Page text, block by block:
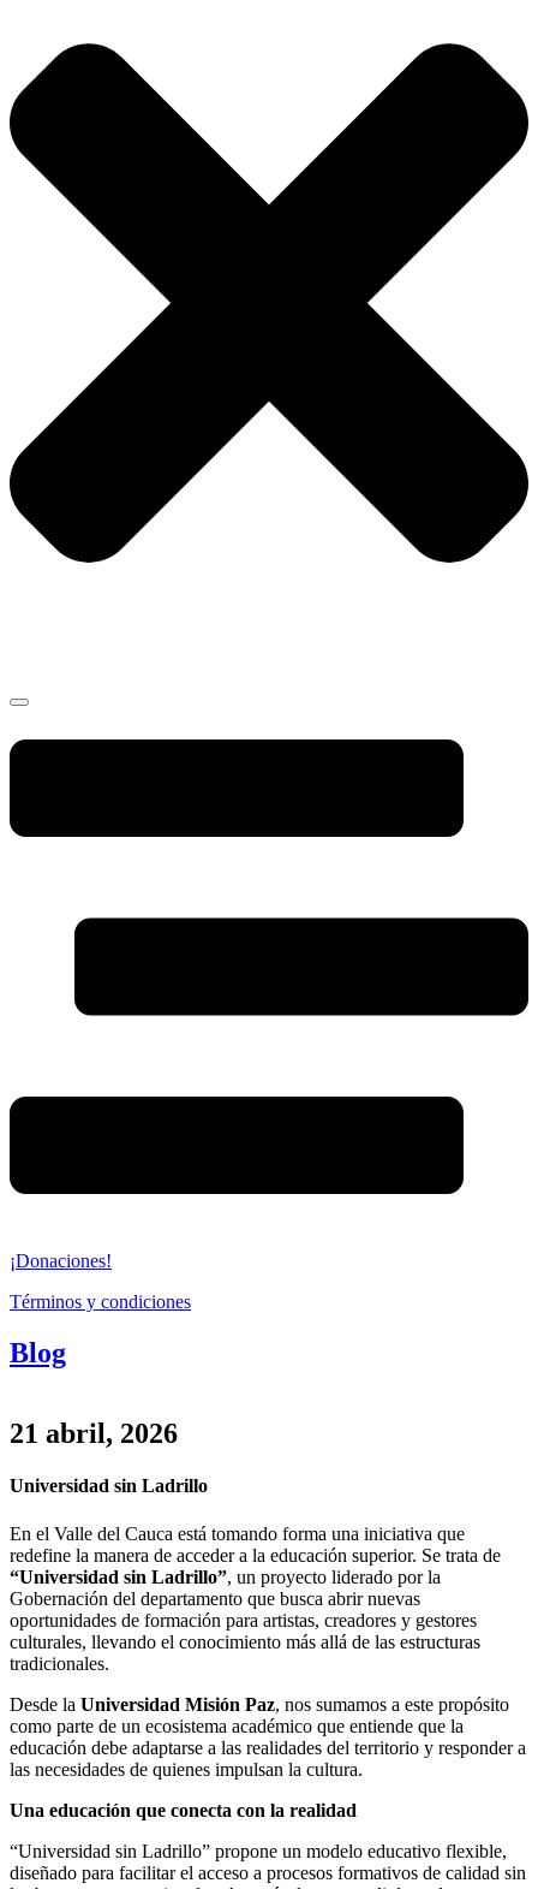
¡Donaciones!
Términos y condiciones
Blog
21 abril, 2026
Universidad sin Ladrillo
En el Valle del Cauca está tomando forma una iniciativa que
redefine la manera de acceder a la educación superior. Se trata de
“Universidad sin Ladrillo”, un proyecto liderado por la
Gobernación del departamento que busca abrir nuevas
oportunidades de formación para artistas, creadores y gestores
culturales, llevando el conocimiento más allá de las estructuras
tradicionales.
Desde la Universidad Misión Paz, nos sumamos a este propósito
como parte de un ecosistema académico que entiende que la
educación debe adaptarse a las realidades del territorio y responder a
las necesidades de quienes impulsan la cultura.
Una educación que conecta con la realidad
“Universidad sin Ladrillo” propone un modelo educativo flexible,
diseñado para facilitar el acceso a procesos formativos de calidad sin